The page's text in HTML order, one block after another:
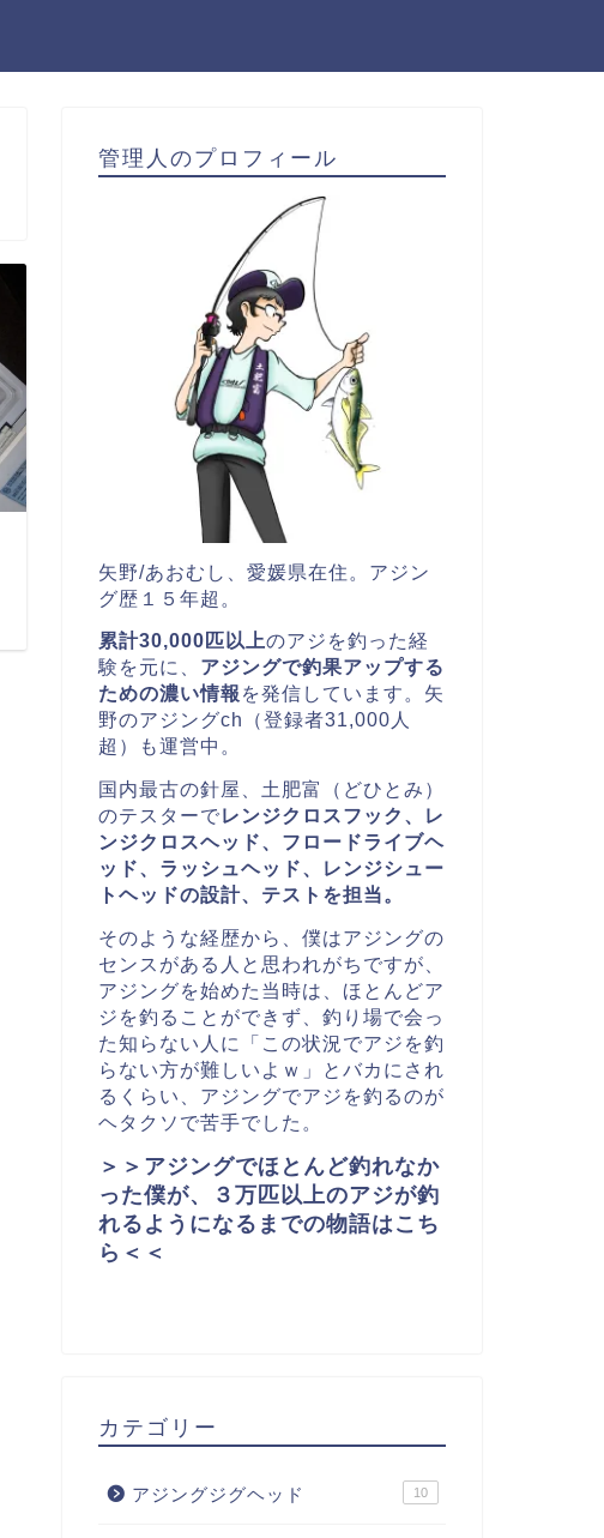
管理人のプロフィール
矢野/あおむし、愛媛県在住。 アジン
グ歴１５年超。
累計30,000匹以上のアジを釣った経
験を元に、 アジングで釣果アップする
ための濃い情報 を発信しています。矢
野のアジングch（登録者31,000人
超）も運営中。
国内最古の針屋、土肥富（どひとみ）
のテスターでレンジクロスフック、レ
ンジクロスヘッド、 フロードライブヘ
ッド、ラッシュヘッド、レンジシュー
トヘッドの設計、テストを担当。
そのような経歴から、僕はアジングの
センスがある人と思われがちですが、
アジングを始めた当時は、ほとんどア
ジを釣ることができず、釣り場で会っ
た知らない人に「この状況でアジを釣
らない方が難しいよｗ」とバカにされ
るくらい、アジングでアジを釣るのが
ヘタクソで苦手でした。
＞＞アジングでほとんど釣れなか
った僕が、３万匹以上のアジが釣
れるようになるまでの物語はこち
ら＜＜
カテゴリー
アジングジグヘッド 10